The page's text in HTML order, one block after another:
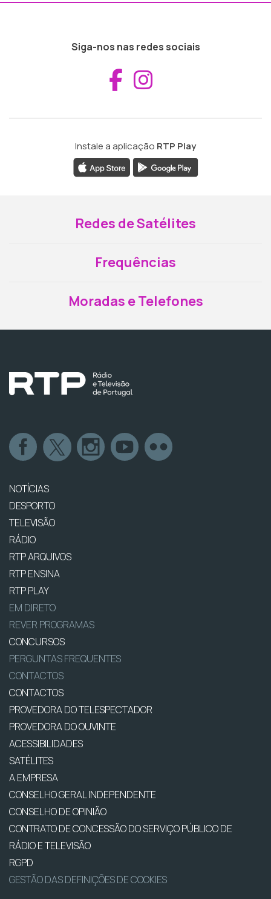
Siga-nos nas redes sociais
Aceder ao
Instale a aplicação RTP Play
Redes de Satélites
Frequências
Moradas e Telefones
NOTÍCIAS
DESPORTO
TELEVISÃO
RÁDIO
RTP ARQUIVOS
RTP ENSINA
RTP PLAY
EM DIRETO
REVER PROGRAMAS
CONCURSOS
PERGUNTAS FREQUENTES
CONTACTOS
CONTACTOS
PROVEDORA DO TELESPECTADOR
PROVEDORA DO OUVINTE
ACESSIBILIDADES
SATÉLITES
A EMPRESA
CONSELHO GERAL INDEPENDENTE
CONSELHO DE OPINIÃO
CONTRATO DE CONCESSÃO DO SERVIÇO PÚBLICO DE
RÁDIO E TELEVISÃO
RGPD
GESTÃO DAS DEFINIÇÕES DE COOKIES